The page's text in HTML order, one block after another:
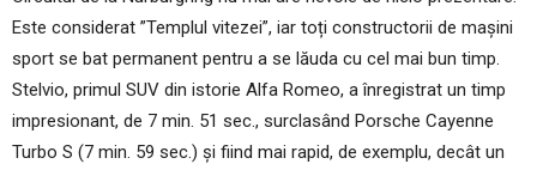
Este considerat ”Templul vitezei”, iar toți constructorii de mașini
sport se bat permanent pentru a se lăuda cu cel mai bun timp.
Stelvio, primul SUV din istorie Alfa Romeo, a înregistrat un timp
impresionant, de 7 min. 51 sec., surclasând Porsche Cayenne
Turbo S (7 min. 59 sec.) și fiind mai rapid, de exemplu, decât un